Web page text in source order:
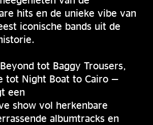
hits en de unieke vibe van
iconische bands uit de
tot Baggy Trousers,
tot Night Boat to Cairo —
een
show vol herkenbare
albumtracks en